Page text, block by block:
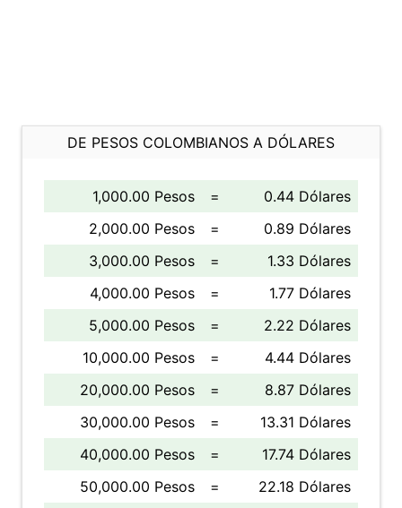
DE PESOS COLOMBIANOS A DÓLARES
1,000.00 Pesos =
0.44 Dólares
2,000.00 Pesos
=
0.89 Dólares
3,000.00 Pesos
=
1.33 Dólares
4,000.00 Pesos
=
1.77 Dólares
5,000.00 Pesos
=
2.22 Dólares
10,000.00 Pesos
=
4.44 Dólares
20,000.00 Pesos
=
8.87 Dólares
30,000.00 Pesos
=
13.31 Dólares
40,000.00 Pesos
=
17.74 Dólares
50,000.00 Pesos
= 22.18 Dólares